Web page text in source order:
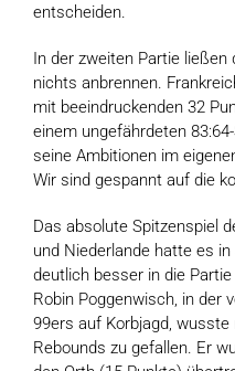
entscheiden.
In der zweiten Partie ließen
nichts anbrennen.
mit beeindruckenden 32
einem ungefährdeten
seine Ambitionen im
Wir sind gespannt auf die
Das absolute Spitzenspiel
und Niederlande hatte es
deutlich besser in die
Robin Poggenwisch, in der
99ers auf Korbjagd,
Rebounds zu gefallen. Er